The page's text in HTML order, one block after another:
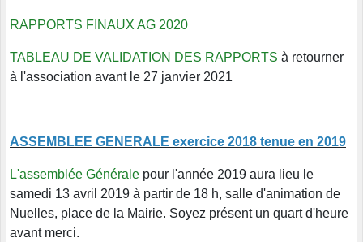
RAPPORTS FINAUX AG 2020
TABLEAU DE VALIDATION DES RAPPORTS à retourner
à l'association avant le 27 janvier 2021
ASSEMBLEE GENERALE exercice 2018 tenue en 2019
L'assemblée Générale pour l'année 2019 aura lieu le
samedi 13 avril 2019 à partir de 18 h, salle d'animation de
Nuelles, place de la Mairie. Soyez présent un quart d'heure
avant merci.